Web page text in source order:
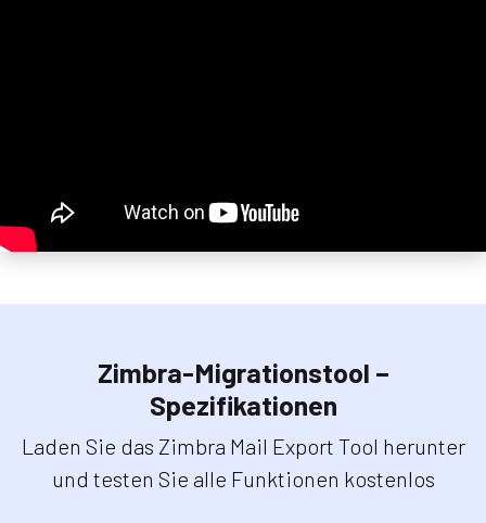
Zimbra-Migrationstool –
Spezifikationen
Laden Sie das Zimbra Mail Export Tool herunter
und testen Sie alle Funktionen kostenlos